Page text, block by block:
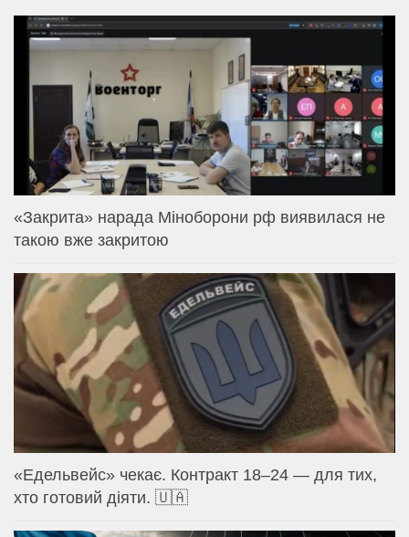
«Закрита» нарада Міноборони рф виявилася не
такою вже закритою
«Едельвейс» чекає. Контракт 18–24 — для тих,
хто готовий діяти. 🇺🇦